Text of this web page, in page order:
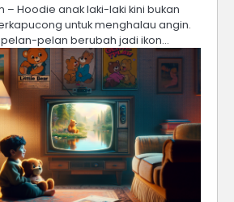
Hoodie anak laki-laki kini bukan
untuk menghalau angin.
pelan berubah jadi ikon…